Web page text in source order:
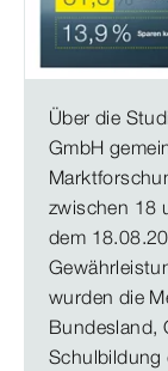
Über die
GmbH
zwischen 18
dem
wurden die
Bundesland,
Schulbildung